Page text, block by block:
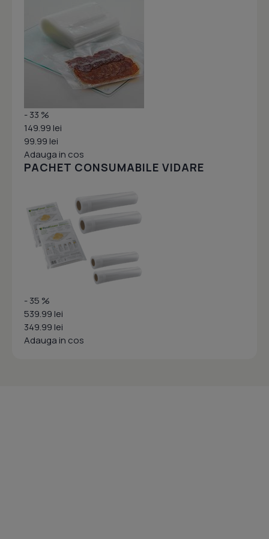
- 33 %
149.99 lei
99.99 lei
Adauga in cos
PACHET CONSUMABILE VIDARE
- 35 %
539.99 lei
349.99 lei
Adauga in cos